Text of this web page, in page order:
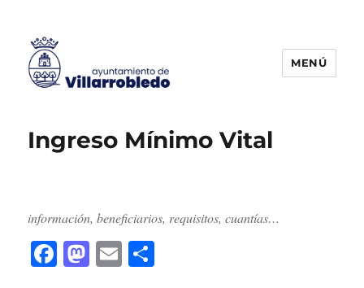
MENÚ
Ingreso Mínimo Vital
información, beneficiarios, requisitos, cuantías…
F
M E